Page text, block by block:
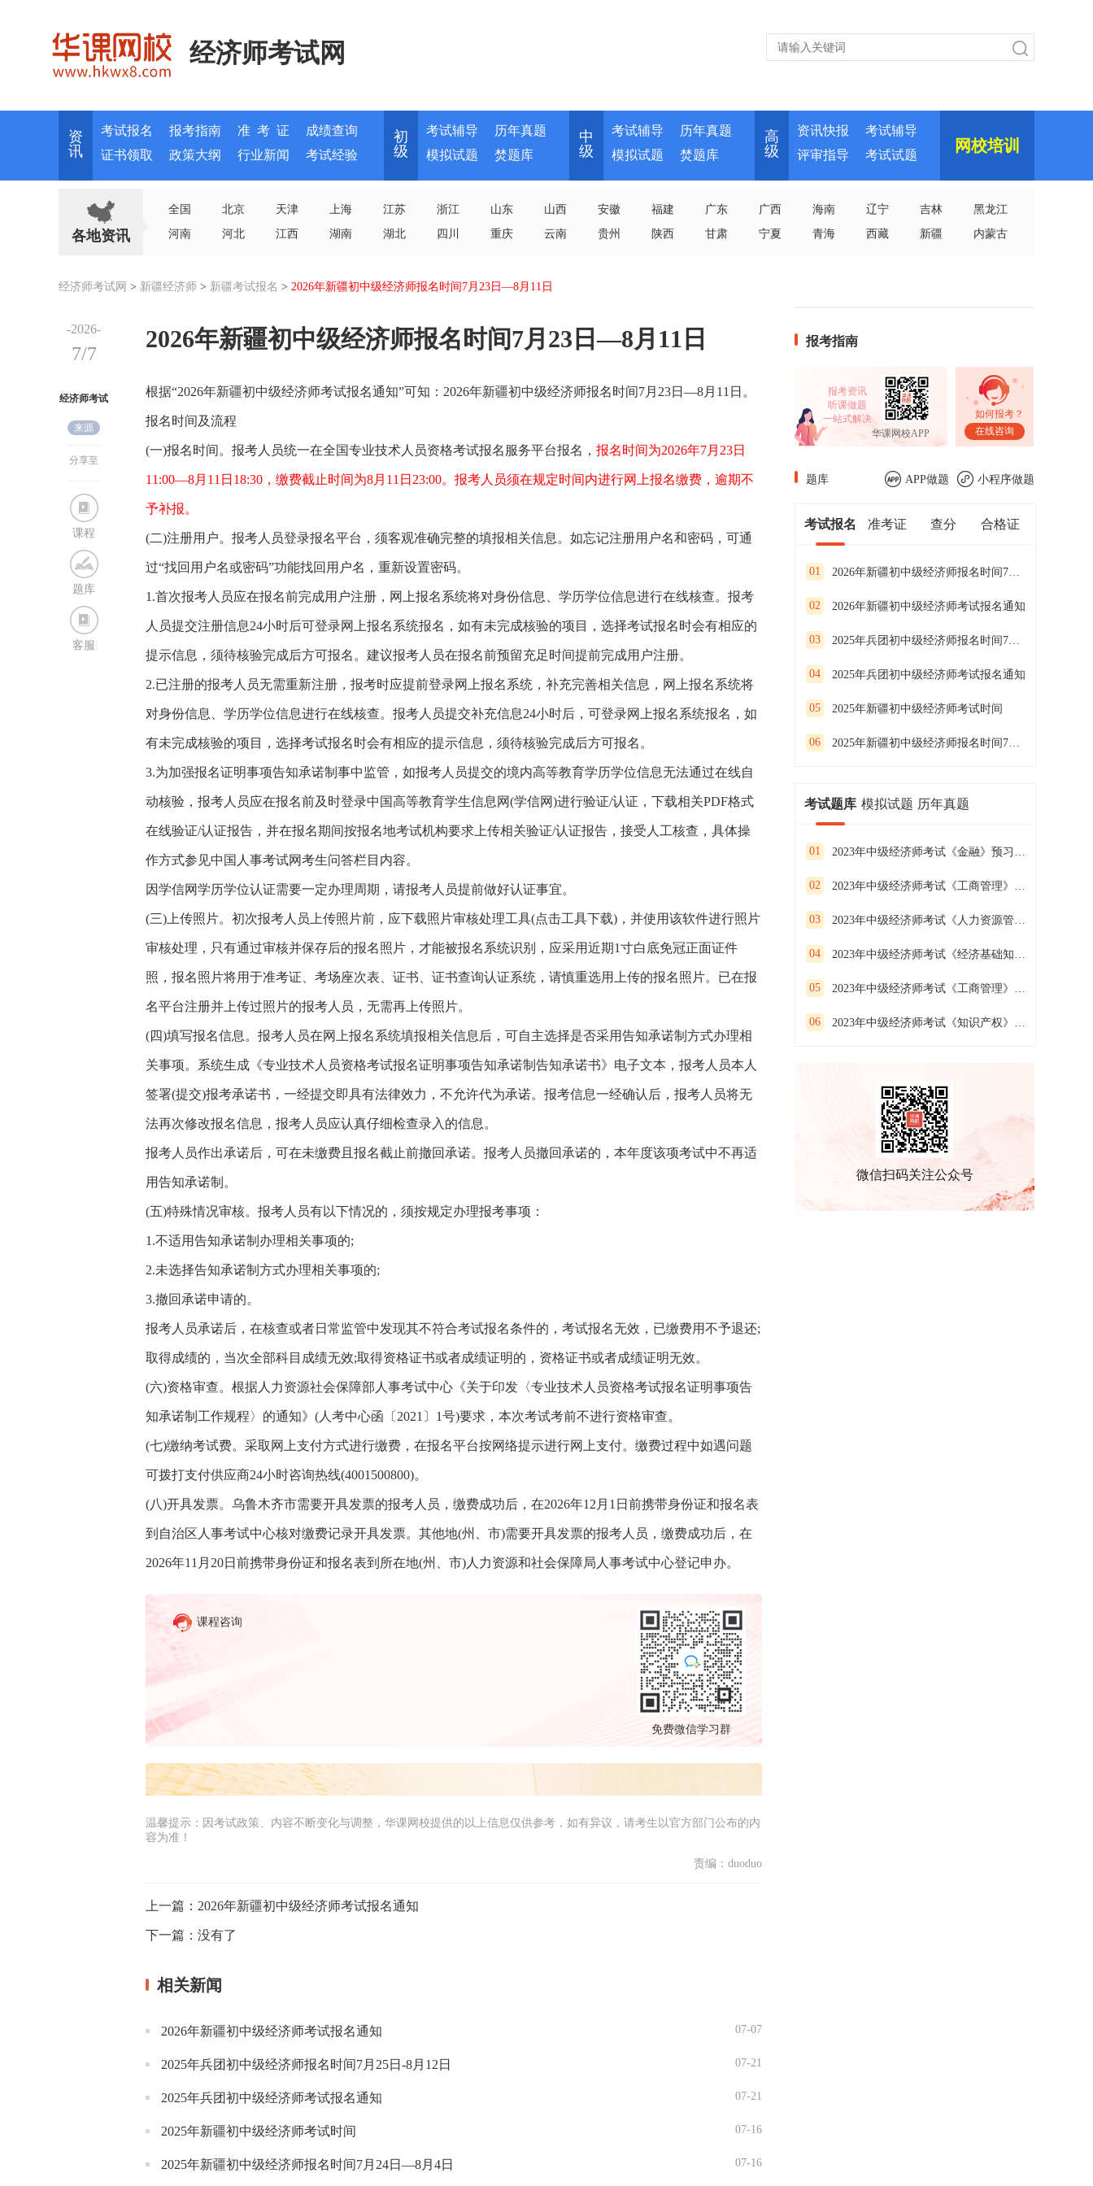
经济师考试网
资
讯
考试报名 报考指南 准 考 证
成绩查询
证书领取
政策大纲 行业新闻 考试经验
初
级
考试辅导
历年真题
模拟试题
焚题库
中
级
考试辅导
历年真题
模拟试题
焚题库
高
级
资讯快报
考试辅导
评审指导
考试试题
网校培训
各地资讯
全国 北京 天津 上海 江苏 浙江 山东 山西 安徽 福建 广东 广西 海南 辽宁 吉林
黑龙江
河南
河北 江西 湖南 湖北 四川 重庆 云南 贵州 陕西 甘肃 宁夏 青海 西藏 新疆 内蒙古
经济师考试网 > 新疆经济师 > 新疆考试报名 > 2026年新疆初中级经济师报名时间7月23日—8月11日
-2026-
7/7
经济师考试
网
来源
分享至
课程
题库
客服
2026年新疆初中级经济师报名时间7月23日—8月11日
根据“2026年新疆初中级经济师考试报名通知”可知：2026年新疆初中级经济师报名时间7月23日—8月11日。
报名时间及流程
(一)报名时间。报考人员统一在全国专业技术人员资格考试报名服务平台报名， 报名时间为2026年7月23日
11:00—8月11日18:30，缴费截止时间为8月11日23:00。报考人员须在规定时间内进行网上报名缴费，逾期不
予补报。
(二)注册用户。报考人员登录报名平台，须客观准确完整的填报相关信息。如忘记注册用户名和密码，可通
过“找回用户名或密码”功能找回用户名，重新设置密码。
1.首次报考人员应在报名前完成用户注册，网上报名系统将对身份信息、学历学位信息进行在线核查。报考
人员提交注册信息24小时后可登录网上报名系统报名，如有未完成核验的项目，选择考试报名时会有相应的
提示信息，须待核验完成后方可报名。建议报考人员在报名前预留充足时间提前完成用户注册。
2.已注册的报考人员无需重新注册，报考时应提前登录网上报名系统，补充完善相关信息，网上报名系统将
对身份信息、学历学位信息进行在线核查。报考人员提交补充信息24小时后，可登录网上报名系统报名，如
有未完成核验的项目，选择考试报名时会有相应的提示信息，须待核验完成后方可报名。
3.为加强报名证明事项告知承诺制事中监管，如报考人员提交的境内高等教育学历学位信息无法通过在线自
动核验，报考人员应在报名前及时登录中国高等教育学生信息网(学信网)进行验证/认证，下载相关PDF格式
在线验证/认证报告，并在报名期间按报名地考试机构要求上传相关验证/认证报告，接受人工核查，具体操
作方式参见中国人事考试网考生问答栏目内容。
因学信网学历学位认证需要一定办理周期，请报考人员提前做好认证事宜。
(三)上传照片。初次报考人员上传照片前，应下载照片审核处理工具(点击工具下载)，并使用该软件进行照片
审核处理，只有通过审核并保存后的报名照片，才能被报名系统识别，应采用近期1寸白底免冠正面证件
照，报名照片将用于准考证、考场座次表、证书、证书查询认证系统，请慎重选用上传的报名照片。已在报
名平台注册并上传过照片的报考人员，无需再上传照片。
(四)填写报名信息。报考人员在网上报名系统填报相关信息后，可自主选择是否采用告知承诺制方式办理相
关事项。系统生成《专业技术人员资格考试报名证明事项告知承诺制告知承诺书》电子文本，报考人员本人
签署(提交)报考承诺书，一经提交即具有法律效力，不允许代为承诺。报考信息一经确认后，报考人员将无
法再次修改报名信息，报考人员应认真仔细检查录入的信息。
报考人员作出承诺后，可在未缴费且报名截止前撤回承诺。报考人员撤回承诺的，本年度该项考试中不再适
用告知承诺制。
(五)特殊情况审核。报考人员有以下情况的，须按规定办理报考事项：
1.不适用告知承诺制办理相关事项的;
2.未选择告知承诺制方式办理相关事项的;
3.撤回承诺申请的。
报考人员承诺后，在核查或者日常监管中发现其不符合考试报名条件的，考试报名无效，已缴费用不予退还;
取得成绩的，当次全部科目成绩无效;取得资格证书或者成绩证明的，资格证书或者成绩证明无效。
(六)资格审查。根据人力资源社会保障部人事考试中心《关于印发〈专业技术人员资格考试报名证明事项告
知承诺制工作规程〉的通知》(人考中心函〔2021〕1号)要求，本次考试考前不进行资格审查。
(七)缴纳考试费。采取网上支付方式进行缴费，在报名平台按网络提示进行网上支付。缴费过程中如遇问题
可拨打支付供应商24小时咨询热线(4001500800)。
(八)开具发票。乌鲁木齐市需要开具发票的报考人员，缴费成功后，在2026年12月1日前携带身份证和报名表
到自治区人事考试中心核对缴费记录开具发票。其他地(州、市)需要开具发票的报考人员，缴费成功后，在
2026年11月20日前携带身份证和报名表到所在地(州、市)人力资源和社会保障局人事考试中心登记申办。
课程咨询
免费微信学习群
温馨提示：因考试政策、内容不断变化与调整，华课网校提供的以上信息仅供参考，如有异议，请考生以官方部门公布的内
容为准！
责编：duoduo
上一篇： 2026年新疆初中级经济师考试报名通知
下一篇： 没有了
相关新闻
2026年新疆初中级经济师考试报名通知 07-07
2025年兵团初中级经济师报名时间7月25日-8月12日 07-21
2025年兵团初中级经济师考试报名通知 07-21
2025年新疆初中级经济师考试时间 07-16
2025年新疆初中级经济师报名时间7月24日—8月4日 07-16
报考指南
报考资讯
听课做题
一站式解决
华课网校APP
如何报考？
在线咨询
题库 APP做题 小程序做题
考试报名 准考证 查分 合格证
01 2026年新疆初中级经济师报名时间7月23日—8月11日
02 2026年新疆初中级经济师考试报名通知
03 2025年兵团初中级经济师报名时间7月25日-8月12日
04 2025年兵团初中级经济师考试报名通知
05 2025年新疆初中级经济师考试时间
06 2025年新疆初中级经济师报名时间7月24日—8月4日
考试题库 模拟试题 历年真题
01 2023年中级经济师考试《金融》预习试卷（二）
02 2023年中级经济师考试《工商管理》预习试卷（一）
03 2023年中级经济师考试《人力资源管理》预习试卷（三）
04 2023年中级经济师考试《经济基础知识》预习试卷（二）
05 2023年中级经济师考试《工商管理》预习试卷（三）
06 2023年中级经济师考试《知识产权》预习试卷（二）
微信扫码关注公众号